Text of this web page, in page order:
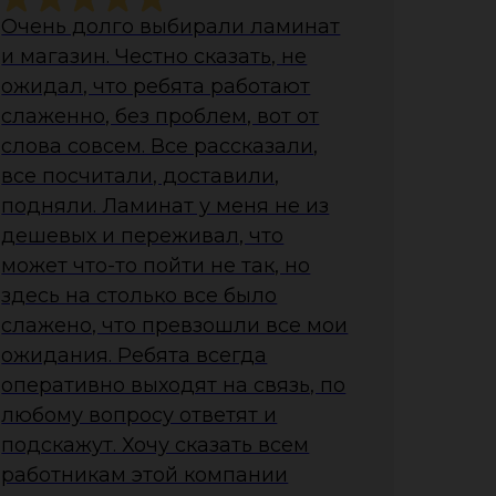
Очень долго выбирали ламинат
и магазин. Честно сказать, не
ожидал, что ребята работают
слаженно, без проблем, вот от
слова совсем. Все рассказали,
все посчитали, доставили,
подняли. Ламинат у меня не из
дешевых и переживал, что
может что-то пойти не так, но
здесь на столько все было
слажено, что превзошли все мои
ожидания. Ребята всегда
оперативно выходят на связь, по
любому вопросу ответят и
подскажут. Хочу сказать всем
работникам этой компании